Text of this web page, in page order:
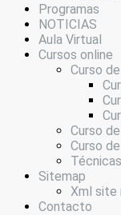
Programas
NOTICIAS
Aula Virtual
Cursos online
Curso
Curso
Curso
Sitemap
Xml site
Contacto